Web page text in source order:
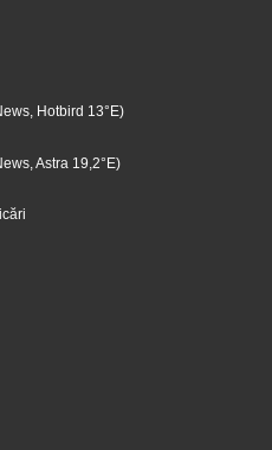
Hotbird 13°E)
Astra 19,2°E)